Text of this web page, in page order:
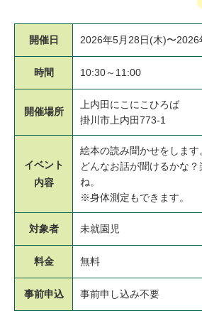
開催日 2026年5月28日(木)〜2026
時間 10:30～11:00
開催場所
上内田にこにこひろば
掛川市上内田773-1
イベント
内容
絵本の読み聞かせをします
どんなお話が聞けるかな
ね。
※身体測定もできます。
対象者 未就園児
料金 無料
事前申込 事前申し込み不要